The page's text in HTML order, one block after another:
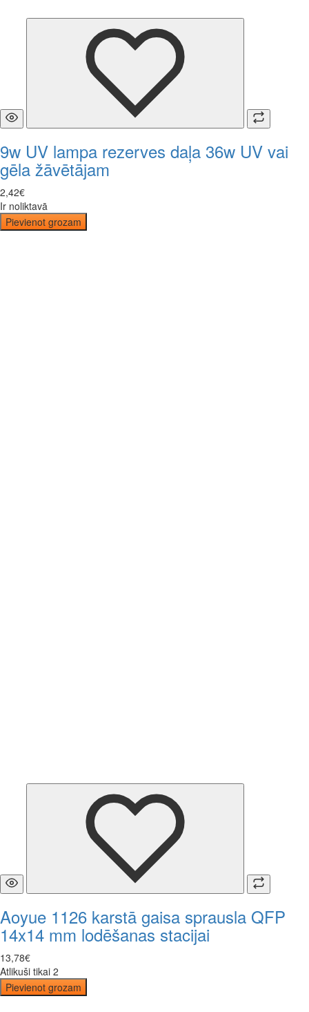
9w UV lampa rezerves daļa 36w UV vai
gēla žāvētājam
2,42€
Ir noliktavā
Pievienot grozam
Aoyue 1126 karstā gaisa sprausla QFP
14x14 mm lodēšanas stacijai
13,78€
Atlikuši tikai 2
Pievienot grozam